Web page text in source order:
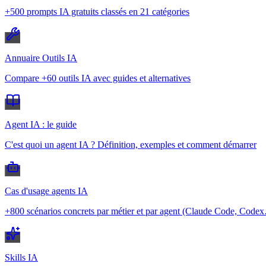
+500 prompts IA gratuits classés en 21 catégories
Annuaire Outils IA
Compare +60 outils IA avec guides et alternatives
Agent IA : le guide
C'est quoi un agent IA ? Définition, exemples et comment démarrer
Cas d'usage agents IA
+800 scénarios concrets par métier et par agent (Claude Code,
Skills IA